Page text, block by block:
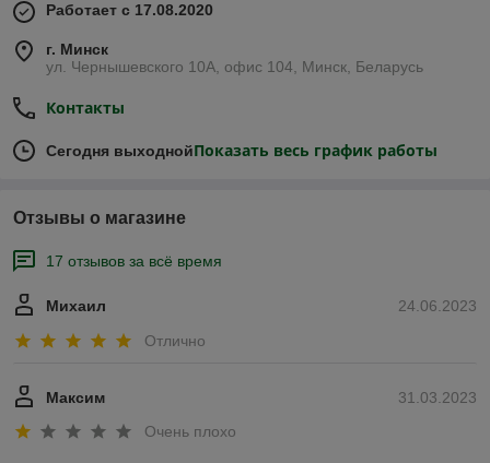
Работает с 17.08.2020
г. Минск
ул. Чернышевского 10А, офис 104, Минск, Беларусь
Контакты
Сегодня выходнойПоказать весь график работы
Отзывы о магазине
17 отзывов за всё время
24.06.2023
Михаил
Отлично
31.03.2023
Максим
Очень плохо